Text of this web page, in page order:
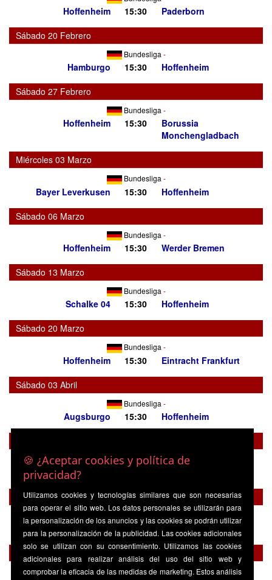
Hoffenheim 15:30
Paderborn
Sábado 20 Febrero
Bundesliga -
Hamburgo 15:30
Hoffenheim
Sábado 27 Febrero
Bundesliga -
Hoffenheim 15:30
Borussia
Monchengladbach
Miércoles 03 Marzo
Bundesliga -
Bayer Leverkusen 15:30
Hoffenheim
Sábado 06 Marzo
Bundesliga -
Hoffenheim 15:30
Werder Bremen
Sábado 13 Marzo
Bundesliga -
Schalke 04 15:30
Hoffenheim
Sábado 20 Marzo
Bundesliga -
Hoffenheim 15:30
Eintracht Frankfurt
Sábado 03 Abril
Bundesliga -
Augsburgo 15:30
Hoffenheim
Bundesliga -
Hoffenheim
Sábado 17 Abril
Bundesliga
Bayern Munich 15:30
Hoffenheim
Sábado 24 Abril
Bundesliga-
🍪 ¿Aceptar cookies y política de
privacidad?
Utilizamos cookies y tecnologías similares que son necesarias
para operar el sitio web. Los datos personales se utilizarán para
la personalización de los anuncios y las cookies se podrán utilizar
para la personalización de la publicidad. Las cookies adicionales
solo se utilizan con su consentimiento. Utilizamos las cookies
adicionales para realizar análisis del uso del sitio web y
comprobar la eficacia de las medidas de marketing. Estos análisis